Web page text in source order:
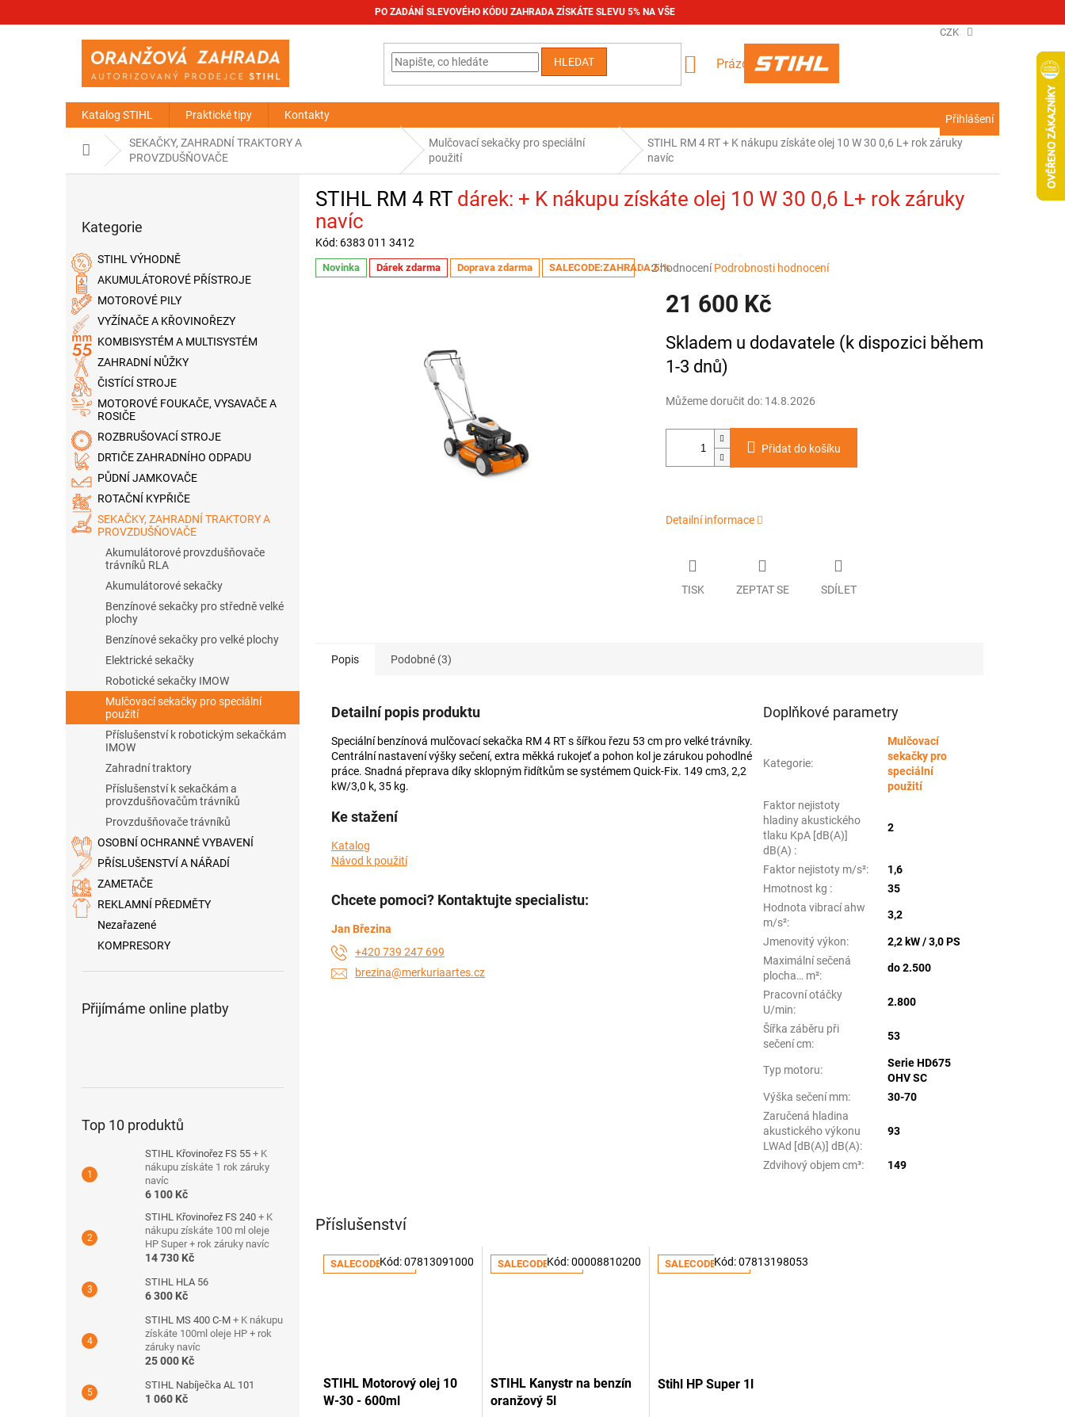
PO ZADÁNÍ SLEVOVÉHO KÓDU ZAHRADA ZÍSKÁTE SLEVU 5% NA VŠE
CZK
Přihlášení
HLEDAT
NÁKUPNÍ
KOŠÍK
Prázdný košík
Katalog STIHL Praktické tipy Kontakty
Domů
SEKAČKY, ZAHRADNÍ TRAKTORY A
PROVZDUŠŇOVAČE
Mulčovací sekačky pro speciální
použití
STIHL RM 4 RT+ K nákupu získáte olej 10 W 30 0,6 L+ rok záruky
navíc
a
n
p
a
e
kategorie
Kategorie
STIHL VÝHODNĚ
AKUMULÁTOROVÉ PŘÍSTROJE
MOTOROVÉ PILY
VYŽÍNAČE A KŘOVINOŘEZY
KOMBISYSTÉM A MULTISYSTÉM
ZAHRADNÍ NŮŽKY
ČISTÍCÍ STROJE
MOTOROVÉ FOUKAČE, VYSAVAČE A
ROSIČE
ROZBRUŠOVACÍ STROJE
DRTIČE ZAHRADNÍHO ODPADU
PŮDNÍ JAMKOVAČE
ROTAČNÍ KYPŘIČE
SEKAČKY, ZAHRADNÍ TRAKTORY A
PROVZDUŠŇOVAČE
Akumulátorové provzdušňovače
trávníků RLA
Akumulátorové sekačky
Benzínové sekačky pro středně velké
plochy
Benzínové sekačky pro velké plochy
Elektrické sekačky
Robotické sekačky IMOW
Mulčovací sekačky pro speciální
použití
Příslušenství k robotickým sekačkám
IMOW
Zahradní traktory
Příslušenství k sekačkám a
provzdušňovačům trávníků
Provzdušňovače trávníků
OSOBNÍ OCHRANNÉ VYBAVENÍ
PŘÍSLUŠENSTVÍ A NÁŘADÍ
ZAMETAČE
REKLAMNÍ PŘEDMĚTY
Nezařazené
KOMPRESORY
Přijímáme online platby
Top 10 produktů
STIHL Křovinořez FS 55 + K
nákupu získáte 1 rok záruky
navíc
6 100 Kč
STIHL Křovinořez FS 240 + K
nákupu získáte 100 ml oleje
HP Super + rok záruky navíc
14 730 Kč
STIHL HLA 56
6 300 Kč
STIHL MS 400 C-M + K nákupu
získáte 100ml oleje HP + rok
záruky navíc
25 000 Kč
STIHL Nabíječka AL 101
1 060 Kč
STIHL RM 4 RT
+ K nákupu získáte olej 10 W 30 0,6 L+ rok záruky
navíc
Kód: 6383 011 3412
Novinka Dárek zdarma Doprava zdarma SALECODE:ZAHRADA:5:%Průměrné
produktu
hvězdiček.
2 hodnocení Podrobnosti hodnocení
21 600 Kč
cena:
Skladem u dodavatele (k dispozici během
1-3 dnů)
Můžeme doručit do: 14.8.2026
Přidat do košíku
Detailní informace
TISK ZEPTAT SE SDÍLET
Příslušenství
SALECODE:ZAHRADA:5:%
STIHL Motorový olej 10
W-30 - 600ml
Kód:07813091000 SALECODE:ZAHRADA:5:%
STIHL Kanystr na benzín
oranžový 5l
Kód:00008810200 SALECODE:ZAHRADA:5:%
Stihl HP Super 1l
Kód:07813198053
Popis Podobné (3)
Detailní popis produktu
Speciální benzínová mulčovací sekačka RM 4 RT s šířkou řezu 53 cm pro velké trávníky.
Centrální nastavení výšky sečení, extra měkká rukojeť a pohon kol je zárukou pohodlné
práce. Snadná přeprava díky sklopným řidítkům se systémem Quick-Fix. 149 cm3, 2,2
kW/3,0 k, 35 kg.
Ke stažení
Katalog
Návod k použití
Chcete pomoci? Kontaktujte specialistu:
Jan Březina
+420 739 247 699
brezina@merkuriaartes.cz
Doplňkové parametry
Kategorie:
Mulčovací
sekačky pro
speciální
použití
Faktor nejistoty
hladiny akustického
tlaku KpA [dB(A)]
dB(A) :
2
Faktor nejistoty m/s²:
1,6
Hmotnost kg :
35
Hodnota vibrací ahw
m/s²:
3,2
Jmenovitý výkon:
2,2 kW / 3,0 PS
Maximální sečená
plocha… m²:
do 2.500
Pracovní otáčky
U/min:
2.800
Šířka záběru při
sečení cm:
53
Typ motoru:
Serie HD675
OHV SC
Výška sečení mm:
30-70
Zaručená hladina
akustického výkonu
LWAd [dB(A)] dB(A):
93
Zdvihový objem cm³: 149